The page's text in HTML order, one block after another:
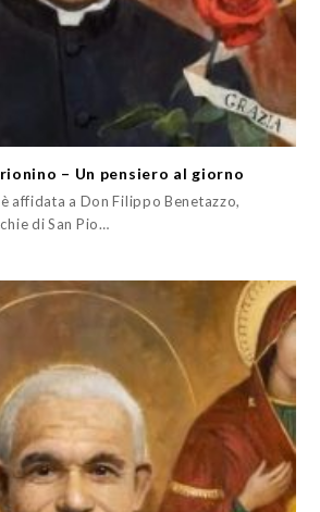
– Un pensiero al giorno
affidata a Don Filippo Benetazzo,
di San Pio…